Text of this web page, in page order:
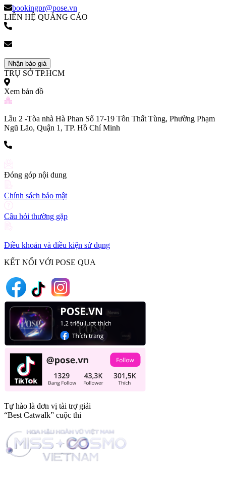
bookingpr@pose.vn
LIÊN HỆ QUẢNG CÁO
Nhận báo giá
TRỤ SỞ TP.HCM
Xem bản đồ
Lầu 2 -Tòa nhà Hà Phan Số 17-19 Tôn Thất Tùng, Phường Phạm
Ngũ Lão, Quận 1, TP. Hồ Chí Minh
Đóng góp nội dung
Chính sách bảo mật
Câu hỏi thường gặp
Điều khoản và điều kiện sử dụng
KẾT NỐI VỚI POSE QUA
Tự hào là đơn vị tài trợ giải
“Best Catwalk” cuộc thi